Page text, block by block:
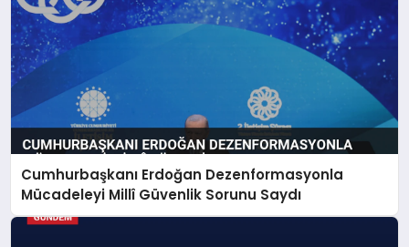
Cumhurbaşkanı Erdoğan Dezenformasyonla
Mücadeleyi Millî Güvenlik Sorunu Saydı